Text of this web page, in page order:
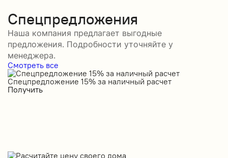
Спецпредложения
Наша компания предлагает выгодные
предложения. Подробности уточняйте у
менеджера.
Смотреть все
Спецпредложение 15% за наличный расчет
Получить